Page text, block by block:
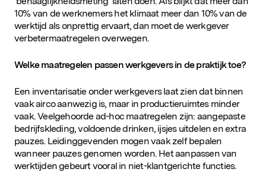
Populaire zoekopdrachten
10% van de werknemers het klimaat meer dan 10% van de
werktijd als onprettig ervaart, dan moet de werkgever
verbetermaatregelen overwegen.
Welke maatregelen passen werkgevers in de praktijk toe?
Een inventarisatie onder werkgevers laat zien dat binnen
vaak airco aanwezig is, maar in productieruimtes minder
vaak. Veelgehoorde ad-hoc maatregelen zijn: aangepaste
bedrijfskleding, voldoende drinken, ijsjes uitdelen en extra
pauzes. Leidinggevenden mogen vaak zelf bepalen
wanneer pauzes genomen worden. Het aanpassen van
werktijden gebeurt vooral in niet-klantgerichte functies.